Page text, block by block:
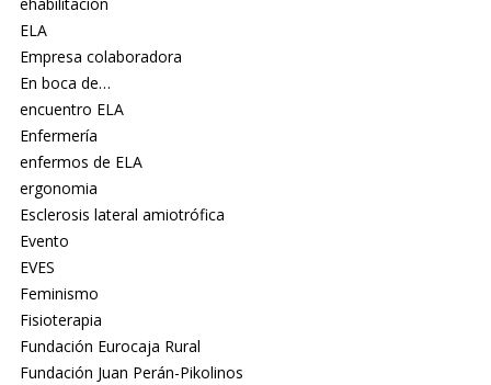
ELA
Empresa colaboradora
En boca de…
encuentro ELA
Enfermería
enfermos de ELA
ergonomia
Esclerosis lateral amiotrófica
Evento
EVES
Feminismo
Fisioterapia
Fundación Eurocaja Rural
Fundación Juan Perán-Pikolinos